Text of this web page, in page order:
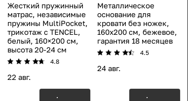
Жесткий пружинный
матрас, независимые
пружины MultiPocket,
трикотаж с TENCEL,
белый, 160×200 см,
высота 20-24 см
4.8
22 авг.
Металлическое
основание для
кровати без ножек,
160х200 см, бежевое,
гарантия 18 месяцев
4.5
24 авг.